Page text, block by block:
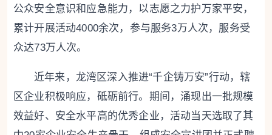
公众安全意识和应急能力，以志愿之力护万家平安，
累计开展活动4000余次，参与服务3万人次，服务受
众达73万人次。
近年来，龙湾区深入推进“千企铸万安”行动，辖
区企业积极响应，砥砺前行。期间，涌现出一批规模
效益好、安全水平高的优秀企业，活动当天选取了其